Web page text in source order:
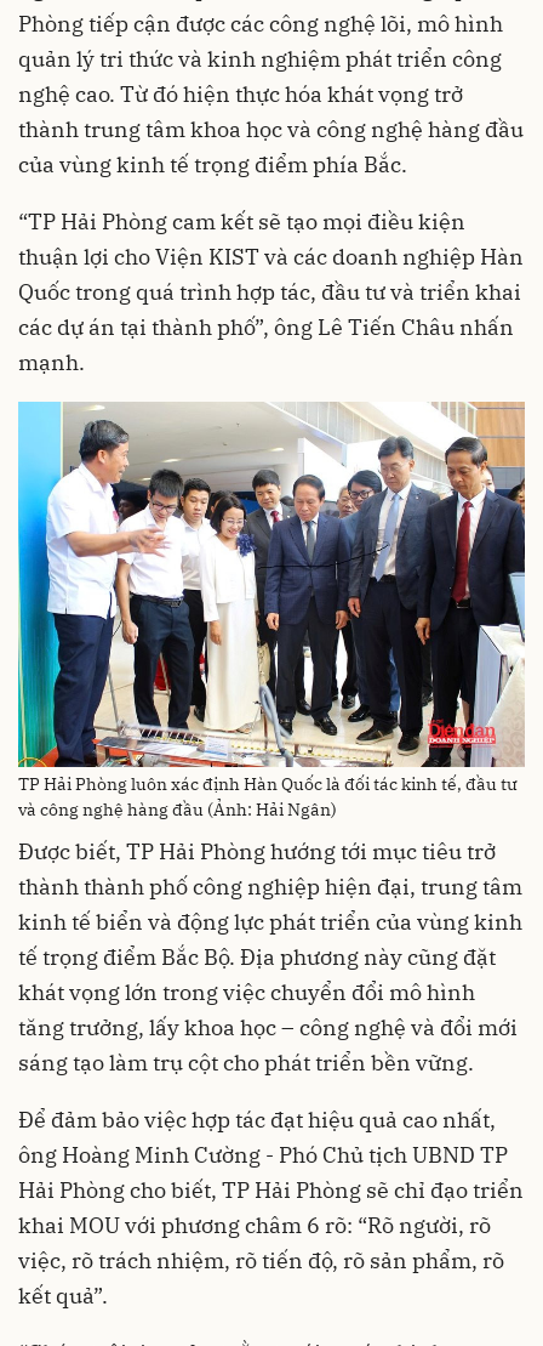
Phòng tiếp cận được các công nghệ lõi, mô hình
quản lý tri thức và kinh nghiệm phát triển công
nghệ cao. Từ đó hiện thực hóa khát vọng trở
thành trung tâm khoa học và công nghệ hàng đầu
của vùng kinh tế trọng điểm phía Bắc.
“TP Hải Phòng cam kết sẽ tạo mọi điều kiện
thuận lợi cho Viện KIST và các doanh nghiệp Hàn
Quốc trong quá trình hợp tác, đầu tư và triển khai
các dự án tại thành phố”, ông Lê Tiến Châu nhấn
mạnh.
TP Hải Phòng luôn xác định Hàn Quốc là đối tác kinh tế, đầu tư
và công nghệ hàng đầu (Ảnh: Hải Ngân)
Được biết, TP Hải Phòng hướng tới mục tiêu trở
thành thành phố công nghiệp hiện đại, trung tâm
kinh tế biển và động lực phát triển của vùng kinh
tế trọng điểm Bắc Bộ. Địa phương này cũng đặt
khát vọng lớn trong việc chuyển đổi mô hình
tăng trưởng, lấy khoa học – công nghệ và đổi mới
sáng tạo làm trụ cột cho phát triển bền vững.
Để đảm bảo việc hợp tác đạt hiệu quả cao nhất,
ông Hoàng Minh Cường - Phó Chủ tịch UBND TP
Hải Phòng cho biết, TP Hải Phòng sẽ chỉ đạo triển
khai MOU với phương châm 6 rõ: “Rõ người, rõ
việc, rõ trách nhiệm, rõ tiến độ, rõ sản phẩm, rõ
kết quả”.